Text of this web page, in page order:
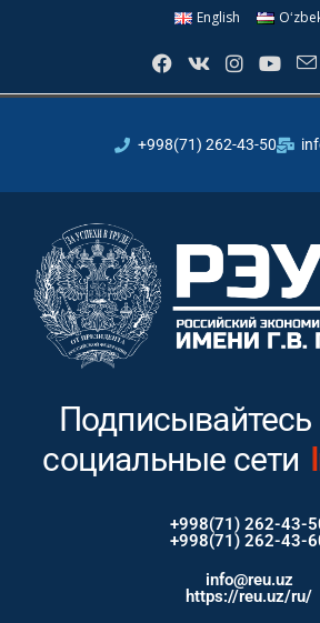
English
+998(71) 262-43-50
социальные сети
+998(71) 262-43-
+998(71) 262-43-
info@reu.uz
https://reu.uz/ru/